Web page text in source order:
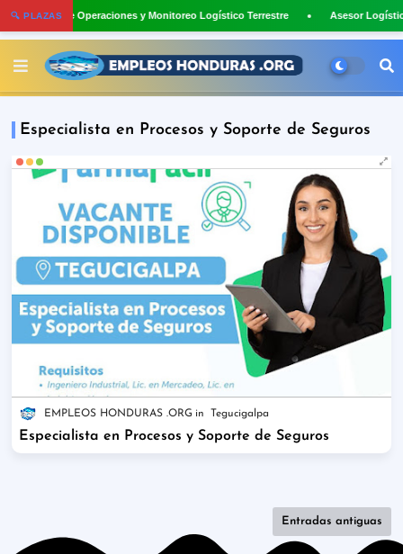
Especialista en Procesos y Soporte de Seguros
EMPLEOS HONDURAS .ORG Tegucigalpa
Especialista en Procesos y Soporte de Seguros
Entradas antiguas
🔍 PLAZAS
Asistente de Operaciones y Monitoreo Logístico Terrestre Asesor